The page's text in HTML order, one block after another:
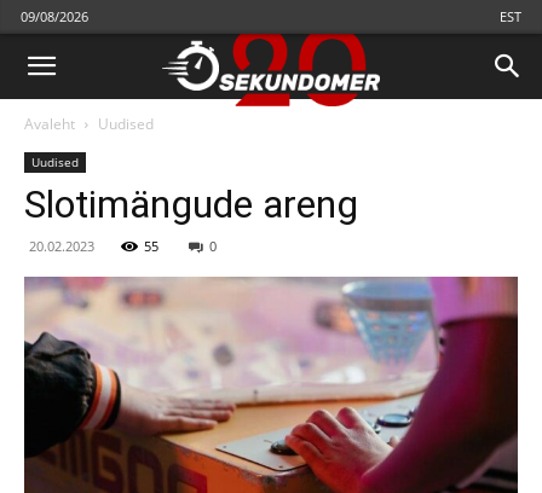
09/08/2026 EST
Avaleht Uudised
Uudised
Slotimängude areng
20.02.2023 55 0